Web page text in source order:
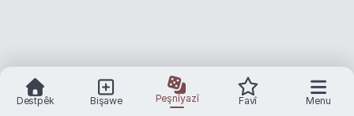
Destpêk Bişawe Peşnîyazî Favî Menu